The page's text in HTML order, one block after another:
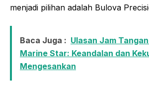
menjadi pilihan adalah Bulova
Baca Juga : Ulasan Jam
Marine Star: Keandalan dan
Mengesankan